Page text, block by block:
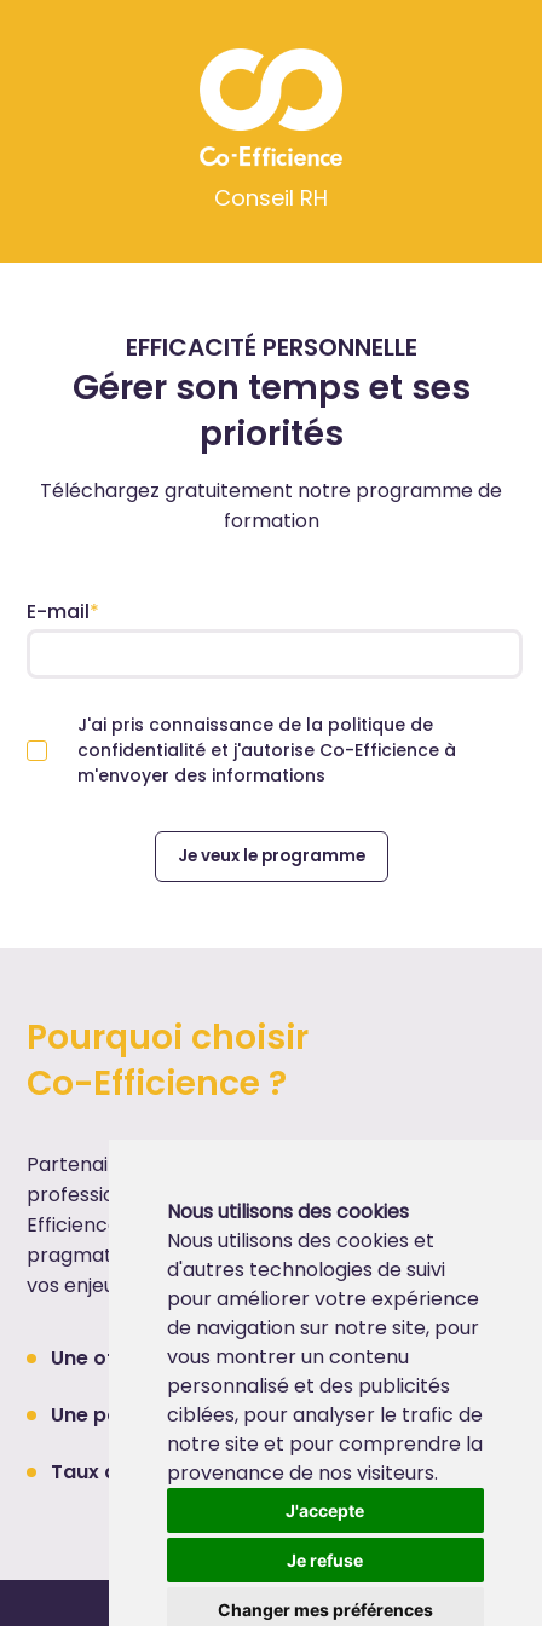
Nous utilisons des cookies
Nous utilisons des cookies et
d'autres technologies de suivi
pour améliorer votre expérience
de navigation sur notre site, pour
vous montrer un contenu
personnalisé et des publicités
ciblées, pour analyser le trafic de
notre site et pour comprendre la
provenance de nos visiteurs.
J'accepte
Je refuse
Changer mes préférences
Conseil RH
EFFICACITÉ PERSONNELLE
Gérer son temps et ses
priorités
Téléchargez gratuitement notre programme de
formation
E-mail*
J'ai pris connaissance de la politique de
confidentialité et j'autorise Co-Efficience à
m'envoyer des informations
Pourquoi choisir
Co-Efficience ?
Partenaire reconnu auprès des dirigeants et
professionnels des ressources humaines, Co-
Efficience vous accompagne de manière
pragmatique et opérationnelle pour répondre à
vos enjeux de transformations stratégiques.
Une offre dédiée sur mesure
Une posture objective et bienveillante
Taux de satisfaction 87,5%
© Tous droits réservés